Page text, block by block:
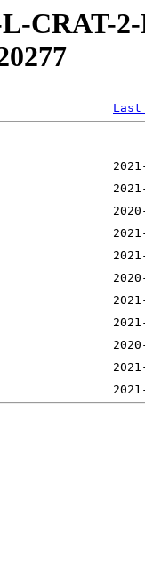
CRAT-